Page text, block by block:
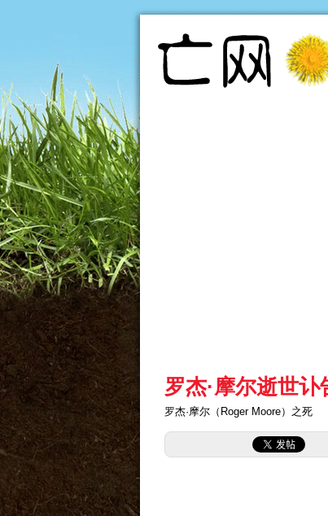
罗杰·摩尔逝世讣
罗杰·摩尔（Roger Moore）之死